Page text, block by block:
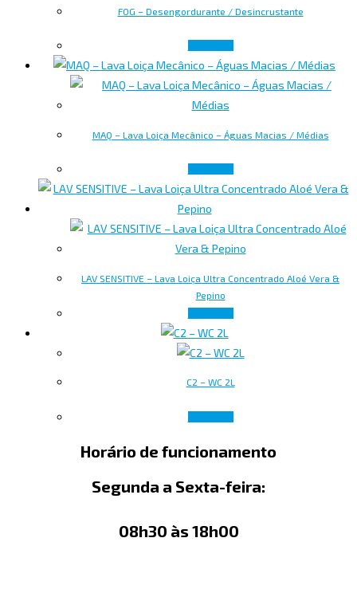
FOG – Desengordurante / Desincrustante
MAQ – Lava Loiça Mecânico – Águas Macias / Médias
LAV SENSITIVE – Lava Loiça Ultra Concentrado Aloé Vera &
Pepino
C2 – WC 2L
Horário de funcionamento
Segunda a Sexta-feira:
08h30 às 18h00